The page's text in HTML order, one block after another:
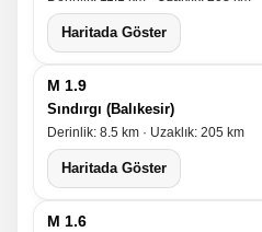
Haritada Göster
M 1.9
Sındırgı (Balıkesir)
Derinlik: 8.5 km · Uzaklık: 205 km
Haritada Göster
M 1.6